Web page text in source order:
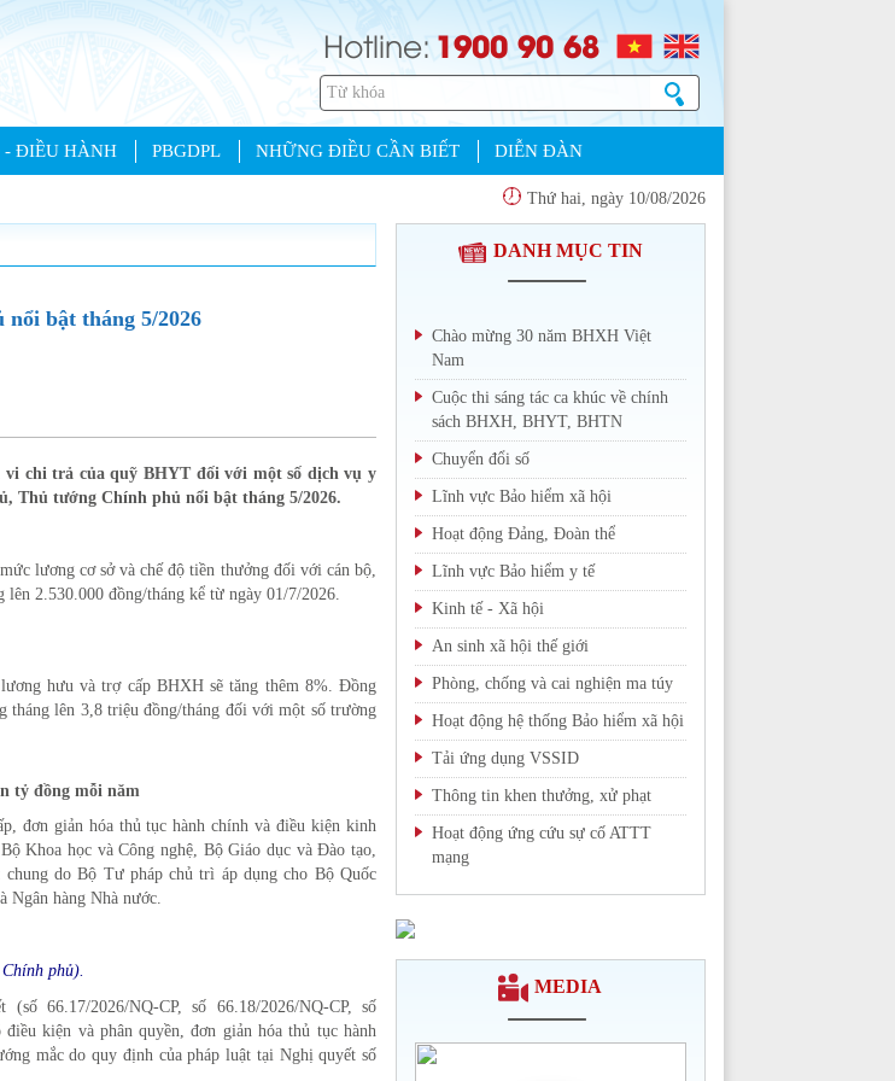
Hotline:1900 90 68
- ĐIỀU HÀNH PBGDPL NHỮNG ĐIỀU CẦN BIẾT DIỄN ĐÀN
Thứ hai, ngày 10/08/2026
bật tháng 5/2026
vi chi trả của quỹ BHYT đối với một số dịch vụ y
Thủ tướng Chính phủ nổi bật tháng 5/2026.
lương cơ sở và chế độ tiền thưởng đối với cán bộ,
2.530.000 đồng/tháng kể từ ngày 01/7/2026.
hưu và trợ cấp BHXH sẽ tăng thêm 8%. Đồng
tháng lên 3,8 triệu đồng/tháng đối với một số trường
tỷ đồng mỗi năm
đơn giản hóa thủ tục hành chính và điều kiện kinh
Khoa học và Công nghệ, Bộ Giáo dục và Đào tạo,
do Bộ Tư pháp chủ trì áp dụng cho Bộ Quốc
hàng Nhà nước.
phủ).
66.17/2026/NQ-CP, số 66.18/2026/NQ-CP, số
kiện và phân quyền, đơn giản hóa thủ tục hành
mắc do quy định của pháp luật tại Nghị quyết số
DANH MỤC TIN
Chào mừng 30 năm BHXH Việt
Nam
Cuộc thi sáng tác ca khúc về chính
sách BHXH, BHYT, BHTN
Chuyển đổi số
Lĩnh vực Bảo hiểm xã hội
Hoạt động Đảng, Đoàn thể
Lĩnh vực Bảo hiểm y tế
Kinh tế - Xã hội
An sinh xã hội thế giới
Phòng, chống và cai nghiện ma túy
Hoạt động hệ thống Bảo hiểm xã hội
Tải ứng dụng VSSID
Thông tin khen thưởng, xử phạt
Hoạt động ứng cứu sự cố ATTT
mạng
MEDIA